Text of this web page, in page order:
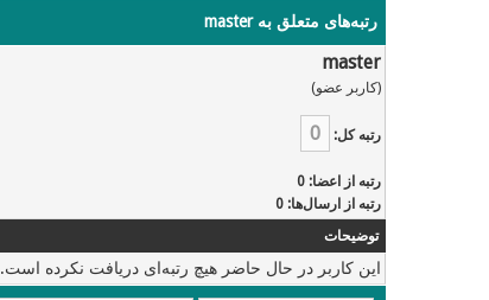
رتبه‌های متعلق به master
master
(کاربر عضو)
رتبه کل: 0
رتبه از اعضا: 0
رتبه از ارسال‌ها: 0
توضیحات
این کاربر در حال حاضر هیچ رتبه‌ای دریافت نکرده است.